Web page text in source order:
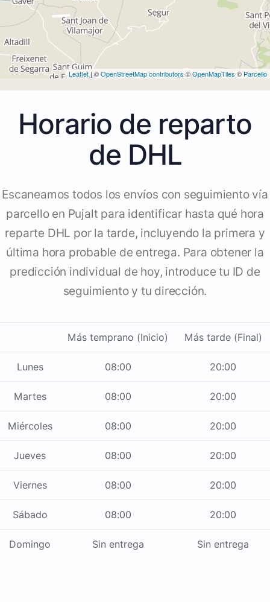
Leaflet| ©OpenStreetMap contributors©OpenMapTiles © Parcello
Horario de reparto
de DHL
Escaneamos todos los envíos con seguimiento vía
parcello en Pujalt para identificar hasta qué hora
reparte DHL por la tarde, incluyendo la primera y
última hora probable de entrega. Para obtener la
predicción individual de hoy, introduce tu ID de
seguimiento y tu dirección.
Más temprano (Inicio) Más tarde (Final)
Lunes 08:00 20:00
Martes 08:00 20:00
Miércoles 08:00 20:00
Jueves 08:00 20:00
Viernes 08:00 20:00
Sábado 08:00 20:00
Domingo Sin entrega Sin entrega